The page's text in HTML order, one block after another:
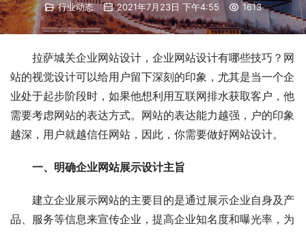
行业动态 2021年7月23日 下午4:55 1613
拉萨城关企业网站设计，企业网站设计有哪些技巧？网
站的视觉设计可以给用户留下深刻的印象，尤其是当一个企
业处于起步阶段时，如果他想利用互联网排水获取客户，他
需要考虑网站的表达方式。网站的表达能力越强，户的印象
越深，用户就越信任网站，因此，你需要做好网站设计。
一、明确企业网站展示设计主旨
建立企业展示网站的主要目的是通过展示企业自身及产
品、服务等信息来宣传企业，提高企业知名度和曝光率，为